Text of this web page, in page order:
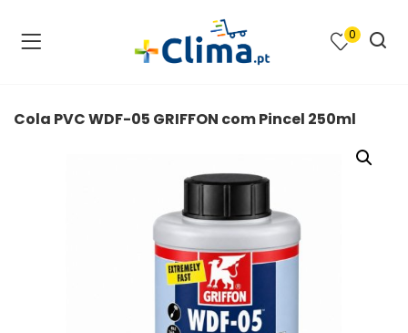
0
Cola PVC WDF-05 GRIFFON com Pincel 250ml